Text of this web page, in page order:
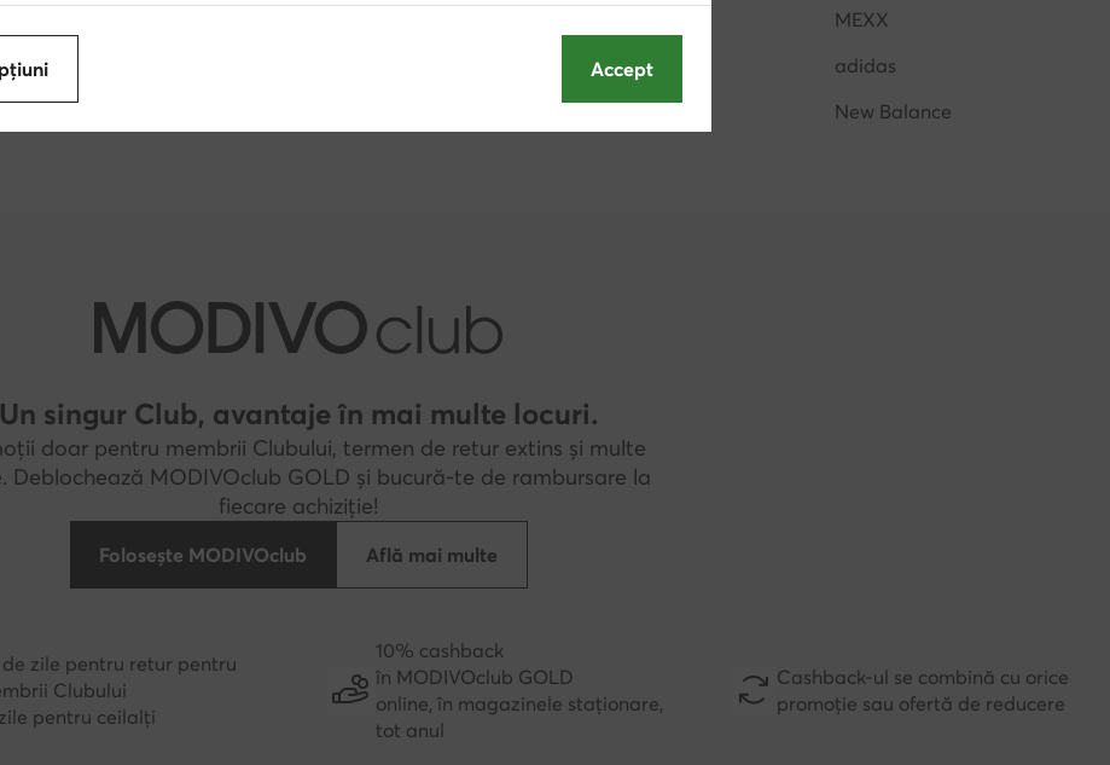
MEXX
Clarks Juicy Couture
adidas
DC Shoes Lasocki New Balance
Un singur Club, avantaje în mai multe locuri.
doar pentru membrii Clubului, termen de retur extins și multe
Deblochează MODIVOclub GOLD și bucură-te de rambursare la
fiecare achiziție!
Folosește MODIVOclub Află mai multe
zile pentru retur pentru
Clubului
pentru ceilalți
10% cashback
în MODIVOclub GOLD
online, în magazinele staționare,
tot anul
Cashback-ul se combină cu orice
promoție sau ofertă de reducere
Accept